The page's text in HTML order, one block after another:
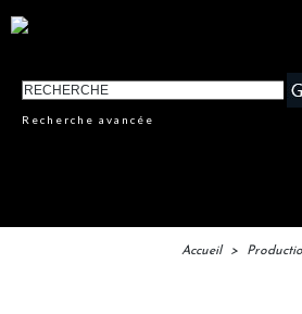
Recherche avancée
Accueil >